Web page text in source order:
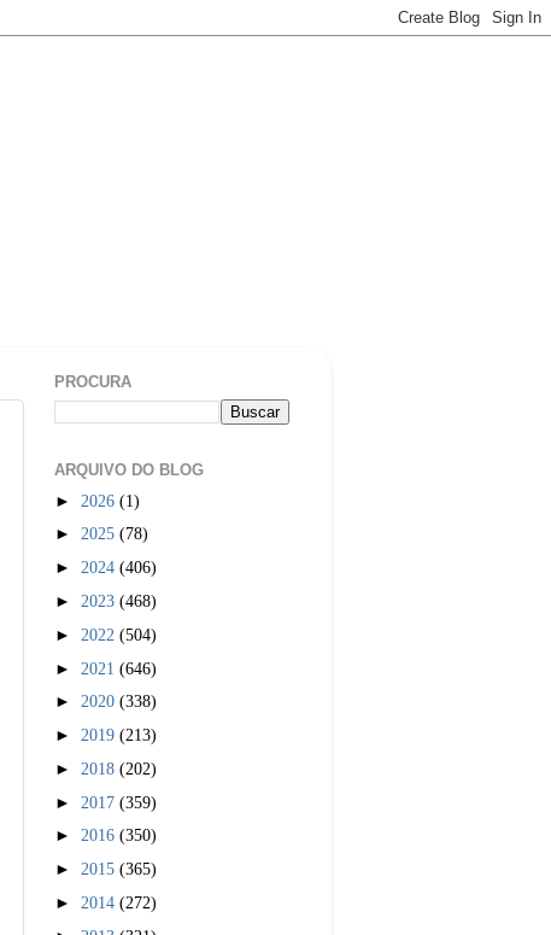
PROCURA
ARQUIVO DO BLOG
► 2026 (1)
► 2025 (78)
► 2024 (406)
► 2023 (468)
► 2022 (504)
► 2021 (646)
► 2020 (338)
► 2019 (213)
► 2018 (202)
► 2017 (359)
► 2016 (350)
► 2015 (365)
► 2014 (272)